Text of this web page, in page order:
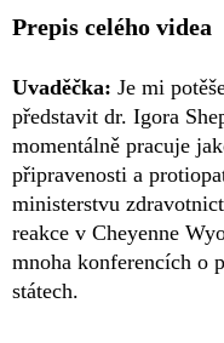
Prepis celého videa
Uvaděčka: Je mi
představit dr. Igora
momentálně pracuje
připravenosti a
ministerstvu
reakce v Cheyenne
mnoha konferencích o
státech.